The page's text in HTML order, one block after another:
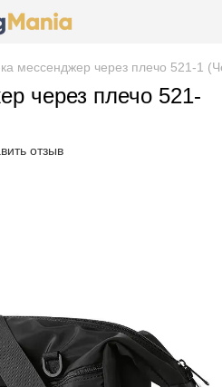
мессенджер через плечо 521-1
через плечо 521-
отзыв